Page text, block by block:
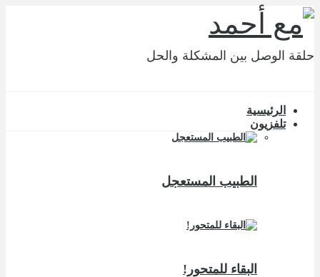
حلقة الوصل بين المشكلة والحل
الرئيسية
تلفزيون
الطبيب المستعجل
البقاء للمتحور!